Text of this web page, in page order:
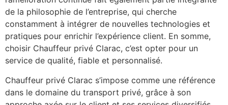
de la philosophie de l’entreprise, qui cherche
constamment à intégrer de nouvelles technologies et
pratiques pour enrichir l’expérience client. En somme,
choisir Chauffeur privé Clarac, c’est opter pour un
service de qualité, fiable et personnalisé.
Chauffeur privé Clarac s’impose comme une référence
dans le domaine du transport privé, grâce à son